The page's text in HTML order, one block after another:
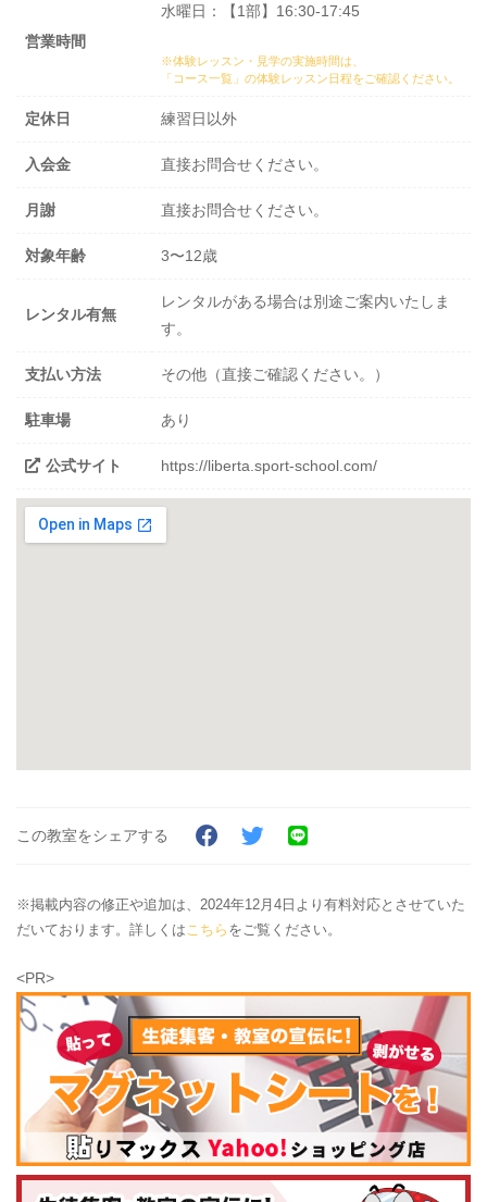
営業時間
水曜日：【1部】16:30-17:45
※体験レッスン・見学の実施時間は、
「コース一覧」の体験レッスン日程をご確認ください。
定休日 練習日以外
入会金 直接お問合せください。
月謝 直接お問合せください。
対象年齢 3〜12歳
レンタル有無
レンタルがある場合は別途ご案内いたしま
す。
支払い方法 その他（直接ご確認ください。）
駐車場 あり
公式サイト https://liberta.sport-school.com/
この教室をシェアする
※掲載内容の修正や追加は、2024年12月4日より有料対応とさせていた
だいております。詳しくはこちら をご覧ください。
<PR>